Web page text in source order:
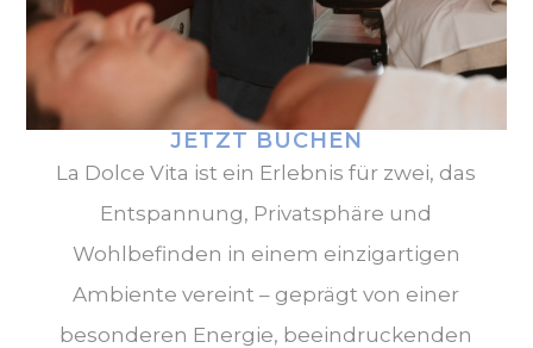
JETZT BUCHEN
La Dolce Vita ist ein Erlebnis für zwei, das
Entspannung, Privatsphäre und
Wohlbefinden in einem einzigartigen
Ambiente vereint – geprägt von einer
besonderen Energie, beeindruckenden